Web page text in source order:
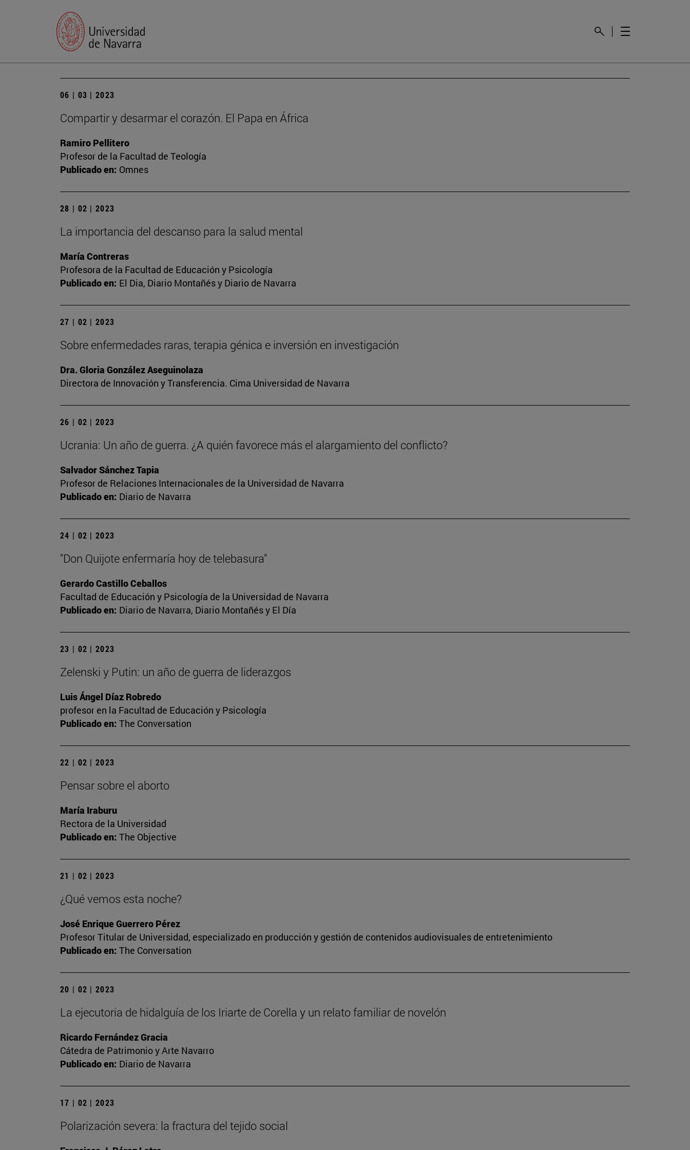
06 | 03 | 2023
Compartir y desarmar el corazón. El Papa en África
Ramiro Pellitero
Profesor de la Facultad de Teología
Publicado en: Omnes
28 | 02 | 2023
La importancia del descanso para la salud mental
María Contreras
Profesora de la Facultad de Educación y Psicología
Publicado en: El Dia, Diario Montañés y Diario de Navarra
27 | 02 | 2023
Sobre enfermedades raras, terapia génica e inversión en investigación
Dra. Gloria González Aseguinolaza
Directora de Innovación y Transferencia. Cima Universidad de Navarra
26 | 02 | 2023
Ucrania: Un año de guerra. ¿A quién favorece más el alargamiento del conflicto?
Salvador Sánchez Tapia
Profesor de Relaciones Internacionales de la Universidad de Navarra
Publicado en: Diario de Navarra
24 | 02 | 2023
"Don Quijote enfermaría hoy de telebasura"
Gerardo Castillo Ceballos
Facultad de Educación y Psicología de la Universidad de Navarra
Publicado en: Diario de Navarra, Diario Montañés y El Día
23 | 02 | 2023
Zelenski y Putin: un año de guerra de liderazgos
Luis Ángel Díaz Robredo
profesor en la Facultad de Educación y Psicología
Publicado en: The Conversation
22 | 02 | 2023
Pensar sobre el aborto
María Iraburu
Rectora de la Universidad
Publicado en: The Objective
21 | 02 | 2023
¿Qué vemos esta noche?
José Enrique Guerrero Pérez
Profesor Titular de Universidad, especializado en producción y gestión de contenidos audiovisuales de entretenimiento
Publicado en: The Conversation
20 | 02 | 2023
La ejecutoria de hidalguía de los Iriarte de Corella y un relato familiar de novelón
Ricardo Fernández Gracia
Cátedra de Patrimonio y Arte Navarro
Publicado en: Diario de Navarra
17 | 02 | 2023
Polarización severa: la fractura del tejido social